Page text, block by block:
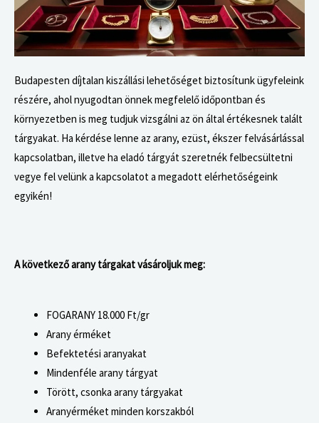
Budapesten díjtalan kiszállási lehetőséget biztosítunk ügyfeleink
részére, ahol nyugodtan önnek megfelelő időpontban és
környezetben is meg tudjuk vizsgálni az ön által értékesnek talált
tárgyakat. Ha kérdése lenne az arany, ezüst, ékszer felvásárlással
kapcsolatban, illetve ha eladó tárgyát szeretnék felbecsültetni
vegye fel velünk a kapcsolatot a megadott elérhetőségeink
egyikén!
A következő arany tárgakat vásároljuk meg:
FOGARANY 18.000 Ft/gr
Arany érméket
Befektetési aranyakat
Mindenféle arany tárgyat
Törött, csonka arany tárgyakat
Aranyérméket minden korszakból